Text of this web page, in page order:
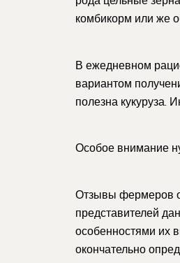
комбикорм или же
В ежедневном
вариантом
полезна кукуруза.
Особое внимание
Отзывы фермеров о
представителей
особенностями их
окончательно